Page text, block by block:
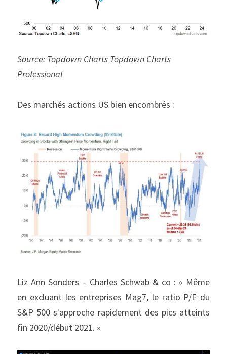
Source: Topdown Charts Topdown Charts
Professional
Des marchés actions US bien encombrés :
Liz Ann Sonders – Charles Schwab & co : « Même
en excluant les entreprises Mag7, le ratio P/E du
S&P 500 s'approche rapidement des pics atteints
fin 2020/début 2021. »